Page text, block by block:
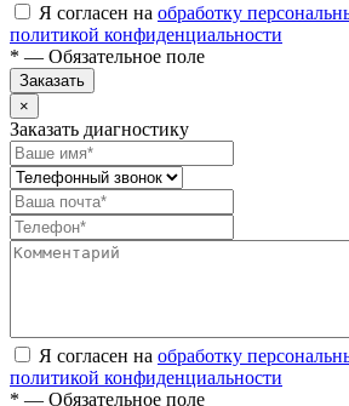
Я согласен на обработку
политикой конфиденциальности
* — Обязательное поле
Заказать
×
Заказать диагностику
Я согласен на обработку
политикой конфиденциальности
* — Обязательное поле